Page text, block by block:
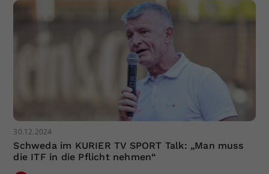
30.12.2024
Schweda im KURIER TV SPORT Talk: „Man muss
die ITF in die Pflicht nehmen“